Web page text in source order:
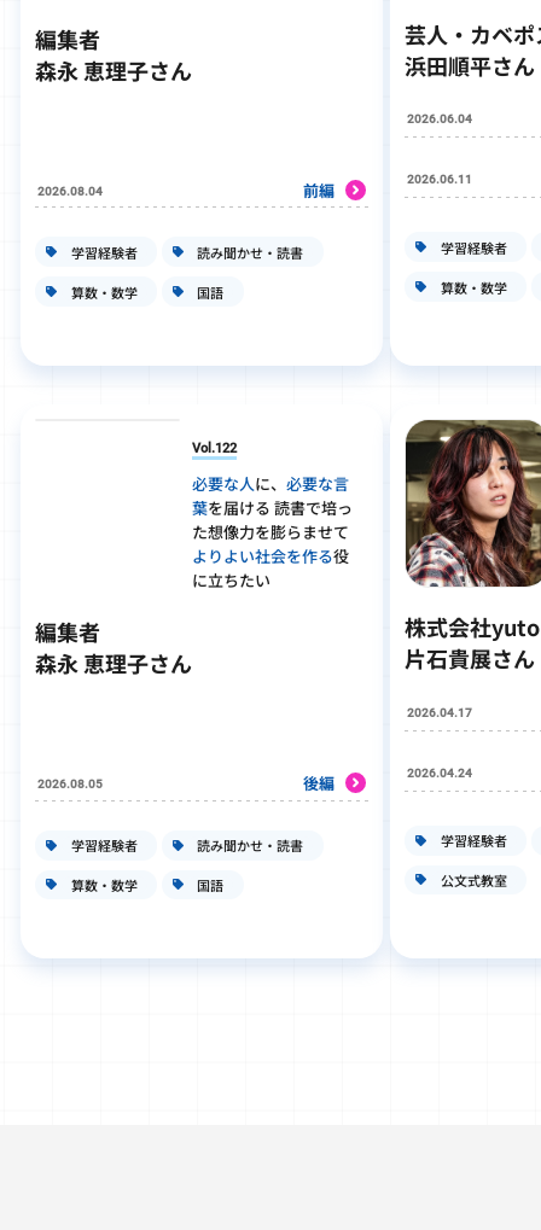
編集者
森永 恵理子さん
2026.08.04 前編
学習経験者 読み聞かせ・読書
算数・数学 国語
Vol.122
必要な人に、 必要な言
葉を届ける 読書で培っ
た想像力を膨らませて
よりよい社会を作る役
に立ちたい
編集者
森永 恵理子さん
2026.08.05 後編
学習経験者 読み聞かせ・読書
算数・数学 国語
芸人・カベ
浜田順平さん
2026.06.04
2026.06.11
学習経験者
算数・数学
株式会社
片石貴展さん
2026.04.17
2026.04.24
学習経験者
公文式教室